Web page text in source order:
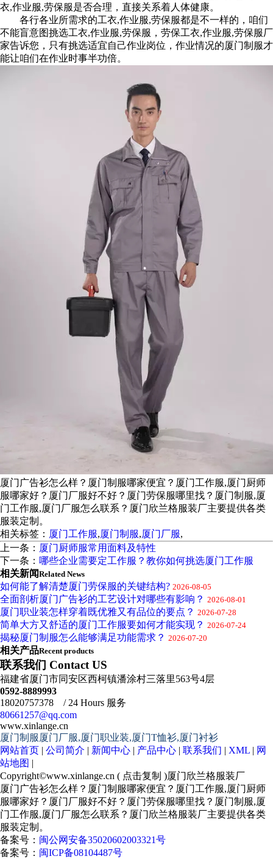
衣,作业服,劳保服是否合理，直接关系着人体健康。
各行各业所需求的工衣,作业服,劳保服都是不一样的，咱们
不能盲意图挑选工衣,作业服,劳保服，劳保工衣,作业服,劳保服厂
家告诉您，只有挑选适宜自己作业岗位，作业情况的厦门制服才
能让咱们在作业时事半功倍。
厦门广告衫怎么样？厦门制服哪家便宜？厦门工作服,厦门厨师
服哪家好？厦门厂服好不好？厦门劳保服哪里找？厦门制服,厦
门工作服,厦门厂服怎么联系？厦门欣兰格服装厂主要提供各类
服装定制。
相关标签： 厦门工作服,厦门制服,厦门厂服,
上一条： 厦门厨师服常用面料及特性
下一条： 哪些企业需要定工作服？教你如何挑选厦门工作服
相关新闻Related News
如何能了解清楚厦门劳保服的关键结构? 2026-08-05
全面剖析厦门广告衫的工艺设计对哪些有影响？ 2026-08-01
厦门职业装怎样穿着既优雅又有品位的要点？ 2026-07-28
简单大方又舒适的厦门工作服要如何才能实现？ 2026-07-24
揭秘厦门制服怎么能够满足功能需求？ 2026-07-20
相关产品Recent products
联系我们 Contact US
福建省厦门市同安区西柯镇潘涂村三落里563号4层
0592-8889993
18020757378 / 24 Hours 服务
80661257@qq.com
www.xinlange.cn
厦门制服厦门厂服,厦门职业装,厦门T恤衫,厦门衬衫
网站首页 | 公司简介 | 新闻中心 | 产品中心 | 联系我们 | XML | 网
站地图 |
Copyright©www.xinlange.cn ( 点击复制 )厦门欣兰格服装厂
厦门广告衫怎么样？厦门制服哪家便宜？厦门工作服,厦门厨师
服哪家好？厦门厂服好不好？厦门劳保服哪里找？厦门制服,厦
门工作服,厦门厂服怎么联系？厦门欣兰格服装厂主要提供各类
服装定制。
备案号： 闽公网安备35020602003321号
备案号： 闽ICP备08104487号